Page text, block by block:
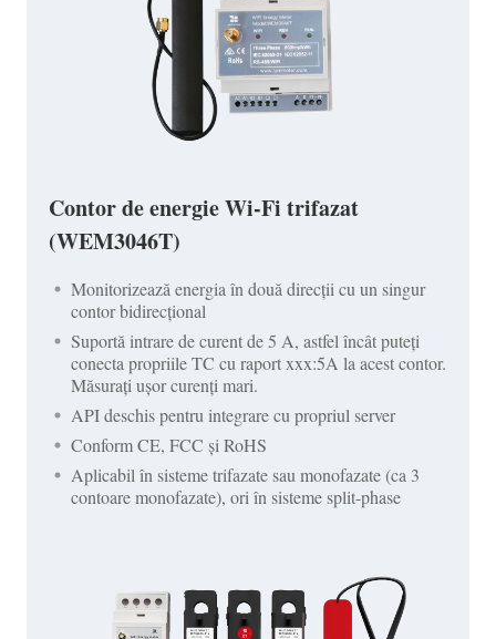
Contor de energie Wi-Fi trifazat
(WEM3046T)
Monitorizează energia în două direcții cu un singur
contor bidirecțional
Suportă intrare de curent de 5 A, astfel încât puteți
conecta propriile TC cu raport xxx:5A la acest contor.
Măsurați ușor curenți mari.
API deschis pentru integrare cu propriul server
Conform CE, FCC și RoHS
Aplicabil în sisteme trifazate sau monofazate (ca 3
contoare monofazate), ori în sisteme split-phase